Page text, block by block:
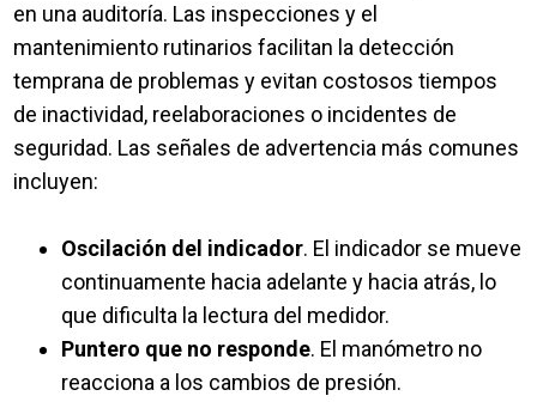
en una auditoría. Las inspecciones y el
mantenimiento rutinarios facilitan la detección
temprana de problemas y evitan costosos tiempos
de inactividad, reelaboraciones o incidentes de
seguridad. Las señales de advertencia más comunes
incluyen:
Oscilación del indicador. El indicador se mueve
continuamente hacia adelante y hacia atrás, lo
que dificulta la lectura del medidor.
Puntero que no responde. El manómetro no
reacciona a los cambios de presión.